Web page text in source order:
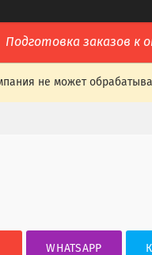
Подготовка заказов к
не может
WHATSAPP